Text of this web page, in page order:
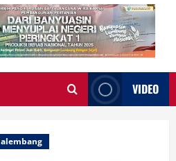
VIDEO